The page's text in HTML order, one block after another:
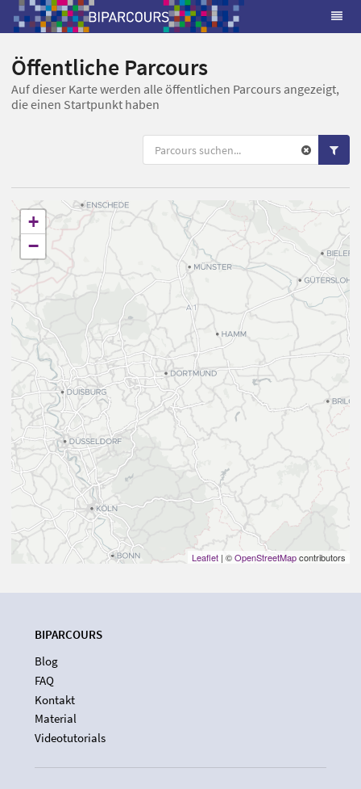
Öffentliche Parcours
Auf dieser Karte werden alle öffentlichen Parcours angezeigt,
die einen Startpunkt haben
+
−
Leaflet | ©OpenStreetMapcontributors
BIPARCOURS
Blog
FAQ
Kontakt
Material
Videotutorials